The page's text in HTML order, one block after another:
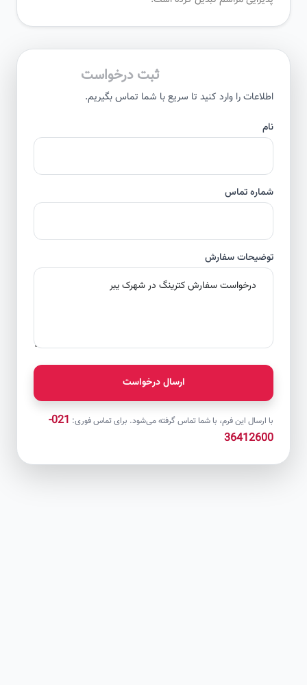
ثبت درخواست
اطلاعات را وارد کنید تا سریع با شما تماس بگیریم.
شماره تماس
توضیحات سفارش
ارسال درخواست
با ارسال این فرم، با شما تماس گرفته می‌شود. برای تماس فوری:
021-
36412600